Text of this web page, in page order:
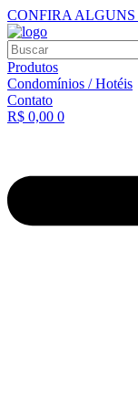
Ir
para
o
conteúdo
CONFIRA ALGUNS
Buscar
Produtos
Condomínios / Hotéis
Contato
R$ 0,00 0